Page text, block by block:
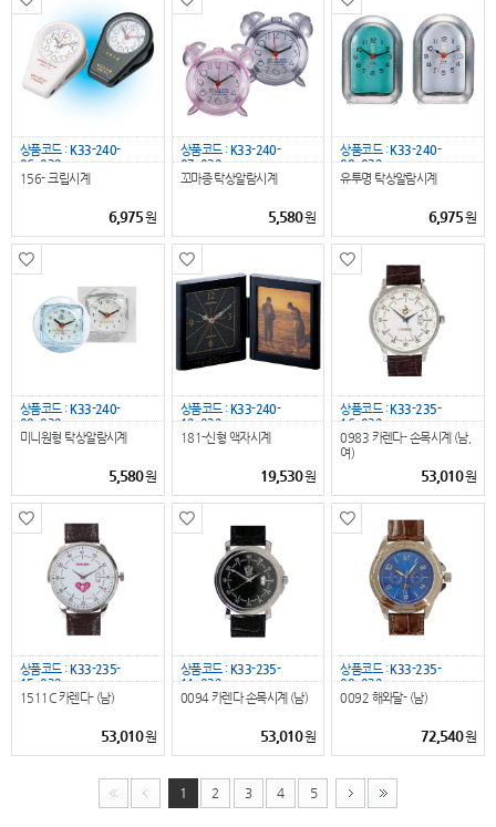
상품코드 :K33-240-
06_032
156- 크립시계
6,975원
상품코드 :K33-240-
07_032
꼬마종 탁상알람시계
5,580원
상품코드 :K33-240-
08_032
유투명 탁상알람시계
6,975원
상품코드 : K33-240-
09_032
미니원형 탁상알람시계
5,580원
상품코드 : K33-240-
12_032
181-신형 액자시계
19,530원
상품코드 : K33-235-
16_032
0983 카렌다- 손목시계 (남,
여)
53,010원
상품코드 :K33-235-
15_032
1511C 카렌다- (남)
53,010원
상품코드 :K33-235-
11_032
0094 카렌다 손목시계 (남)
53,010원
상품코드 :K33-235-
08_032
0092 해와달- (남)
72,540원
1 2 3 4 5